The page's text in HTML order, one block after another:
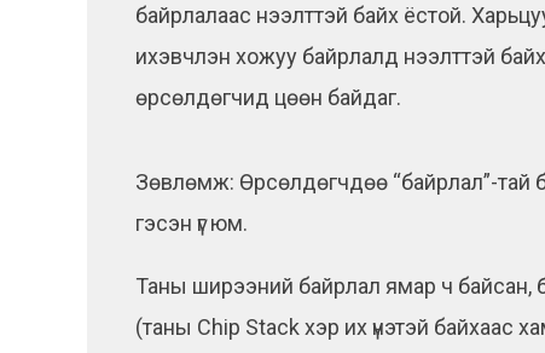
байрлалаас нээлттэй байх ёстой.
ихэвчлэн хожуу байрлалд нээлттэй байх
өрсөлдөгчид цөөн байдаг.
Зөвлөмж: Өрсөлдөгчдөө “байрлал”-тай
гэсэн үг юм.
Таны ширээний байрлал ямар ч байсан,
(таны Chip Stack хэр их үнэтэй байхаас